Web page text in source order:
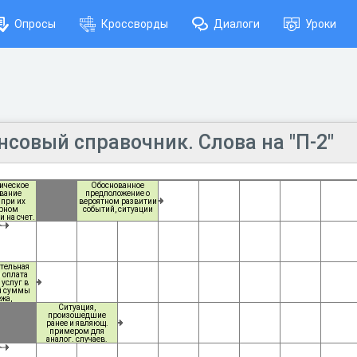
Опросы Кроссворды Диалоги Уроки
справочник. Слова на "П-2"
их
на счет.
Обоснованное
предположение о
вероятном развитии
событий, ситуации
оплата
в
суммы
Ситуация,
произошедшие
ранее и являющ.
примером для
аналог. случаев.